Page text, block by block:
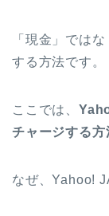
「現金」では
する方法です。
ここでは、
チャージする方
なぜ、Yahoo!